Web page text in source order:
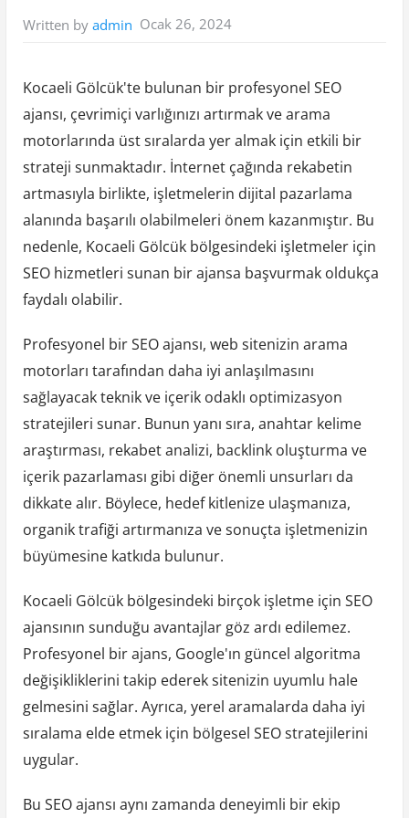
Written by admin Ocak 26, 2024
Kocaeli Gölcük'te bulunan bir profesyonel SEO
ajansı, çevrimiçi varlığınızı artırmak ve arama
motorlarında üst sıralarda yer almak için etkili bir
strateji sunmaktadır. İnternet çağında rekabetin
artmasıyla birlikte, işletmelerin dijital pazarlama
alanında başarılı olabilmeleri önem kazanmıştır. Bu
nedenle, Kocaeli Gölcük bölgesindeki işletmeler için
SEO hizmetleri sunan bir ajansa başvurmak oldukça
faydalı olabilir.
Profesyonel bir SEO ajansı, web sitenizin arama
motorları tarafından daha iyi anlaşılmasını
sağlayacak teknik ve içerik odaklı optimizasyon
stratejileri sunar. Bunun yanı sıra, anahtar kelime
araştırması, rekabet analizi, backlink oluşturma ve
içerik pazarlaması gibi diğer önemli unsurları da
dikkate alır. Böylece, hedef kitlenize ulaşmanıza,
organik trafiği artırmanıza ve sonuçta işletmenizin
büyümesine katkıda bulunur.
Kocaeli Gölcük bölgesindeki birçok işletme için SEO
ajansının sunduğu avantajlar göz ardı edilemez.
Profesyonel bir ajans, Google'ın güncel algoritma
değişikliklerini takip ederek sitenizin uyumlu hale
gelmesini sağlar. Ayrıca, yerel aramalarda daha iyi
sıralama elde etmek için bölgesel SEO stratejilerini
uygular.
Bu SEO ajansı aynı zamanda deneyimli bir ekip